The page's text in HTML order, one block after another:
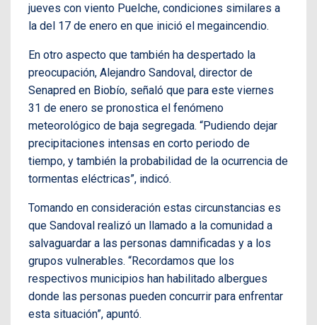
jueves con viento Puelche, condiciones similares a
la del 17 de enero en que inició el megaincendio.
En otro aspecto que también ha despertado la
preocupación, Alejandro Sandoval, director de
Senapred en Biobío, señaló que para este viernes
31 de enero se pronostica el fenómeno
meteorológico de baja segregada. “Pudiendo dejar
precipitaciones intensas en corto periodo de
tiempo, y también la probabilidad de la ocurrencia de
tormentas eléctricas”, indicó.
Tomando en consideración estas circunstancias es
que Sandoval realizó un llamado a la comunidad a
salvaguardar a las personas damnificadas y a los
grupos vulnerables. “Recordamos que los
respectivos municipios han habilitado albergues
donde las personas pueden concurrir para enfrentar
esta situación”, apuntó.